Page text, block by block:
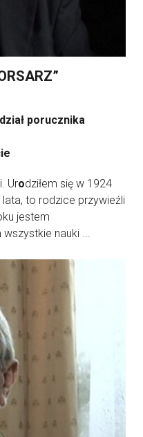
porucznika
Urodziłem się w 1924
to rodzice przywieźli
jestem
nauki ...